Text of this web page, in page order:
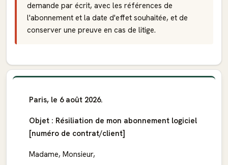
demande par écrit, avec les références de
l'abonnement et la date d'effet souhaitée, et de
conserver une preuve en cas de litige.
Paris, le 6 août 2026.
Objet : Résiliation de mon abonnement logiciel
[numéro de contrat/client]
Madame, Monsieur,